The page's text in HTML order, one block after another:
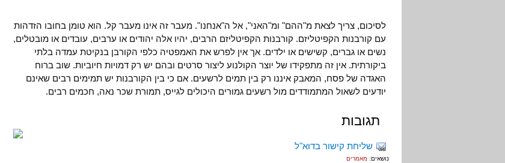
לסיכום, צריך לצאת מ"ההם" ומ"האני", אל ה"אנחנו". מעבר זה אינו מעבר קל. הוא טומן בחובו הזדהות
עם קורבנות הקפיטליזם. קורבנות הקפיטליזם הרבים, יהיו אלה יהודים או ערבים, עובדים או מובטלים,
נשים או גברים, קשישים או ילדים. אך אין לפרש את האמפטיה כלפי הקורבן בנקיטת עמדה בלתי
ביקורתית. אין זה מתפקידו של יוצר הקולנוע ליצור סרטים ובהם יש רק דמויות חיוביות. שוב ברוח
האגדה של פסח, המאבק איננו רק בין תמים לרשעים. אם כי בין הקורבנות יש תמימים רבים שאינם
יודעים לשאול המתמודדים מול רשעים גמורים היכולים לגייס, תמורת שכר נאה, חכמים רבים.
תגובות
שליחת קישור בדוא"ל
נושאים: מאמרים